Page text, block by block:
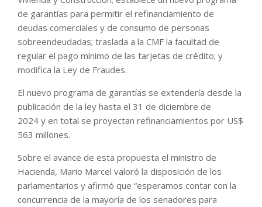
de garantías para permitir el refinanciamiento de
deudas comerciales y de consumo de personas
sobreendeudadas; traslada a la CMF la facultad de
regular el pago mínimo de las tarjetas de crédito; y
modifica la Ley de Fraudes.
El nuevo programa de garantías se extendería desde la
publicación de la ley hasta el 31 de diciembre de
2024 y en total se proyectan refinanciamientos por US$
563 millones.
Sobre el avance de esta propuesta el ministro de
Hacienda, Mario Marcel valoró la disposición de los
parlamentarios y afirmó que “esperamos contar con la
concurrencia de la mayoría de los senadores para